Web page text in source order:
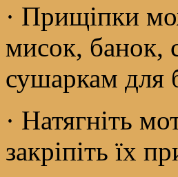
· Прищіпки
мисок, банок,
сушаркам для
· Натягніть
закріпіть їх